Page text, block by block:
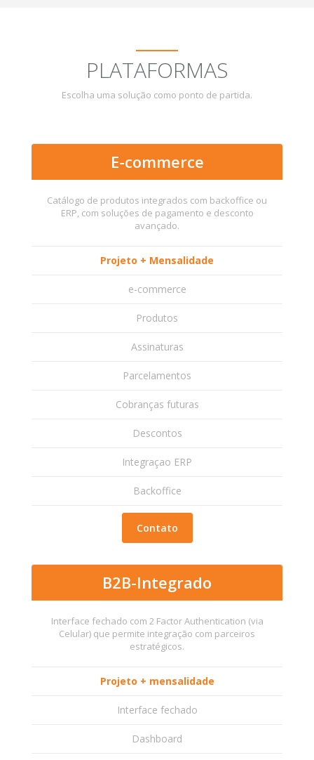
PLATAFORMAS
Escolha uma solução como ponto de partida.
E-commerce
Catálogo de produtos integrados com backoffice ou
ERP, com soluções de pagamento e desconto
avançado.
Projeto + Mensalidade
e-commerce
Produtos
Assinaturas
Parcelamentos
Cobranças futuras
Descontos
Integraçao ERP
Backoffice
Contato
B2B-Integrado
Interface fechado com 2 Factor Authentication (via
Celular) que permite integração com parceiros
estratégicos.
Projeto + mensalidade
Interface fechado
Dashboard